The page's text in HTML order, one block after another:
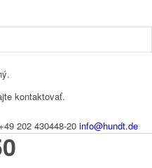
kontaktovať.
+49 202 430448-20 info@hundt.de